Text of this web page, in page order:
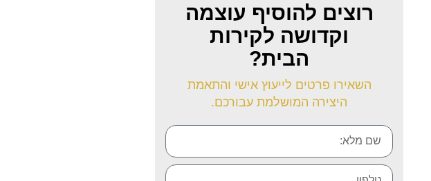
רוצים להוסיף עוצמה
וקדושה לקירות
הבית?
השאירו פרטים לייעוץ אישי והתאמת
היצירה המושלמת עבורכם.